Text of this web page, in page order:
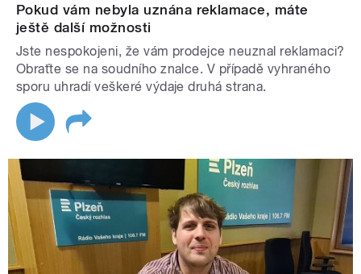
Pokud vám nebyla uznána reklamace, máte
ještě další možnosti
Jste nespokojeni, že vám prodejce neuznal reklamaci?
Obraťte se na soudního znalce. V případě vyhraného
sporu uhradí veškeré výdaje druhá strana.